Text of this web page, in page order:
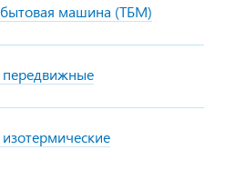
машина (ТБМ)